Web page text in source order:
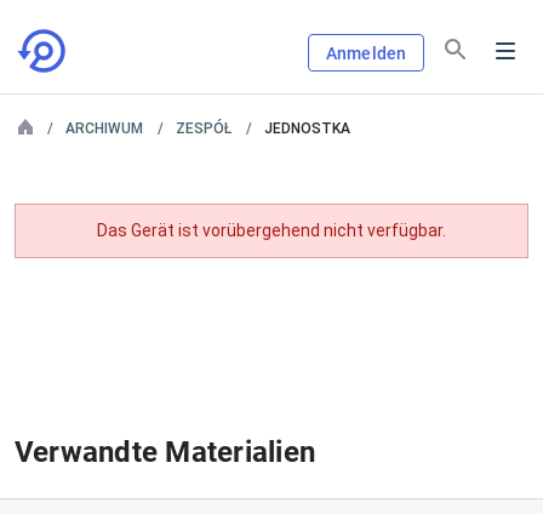
Anmelden
ARCHIWUM ZESPÓŁ JEDNOSTKA
Das Gerät ist vorübergehend nicht verfügbar.
Verwandte Materialien